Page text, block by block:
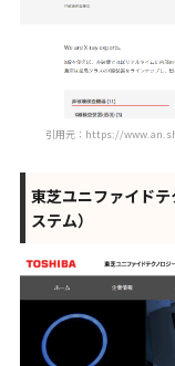
引用元：https://
東芝ユニファイド
ステム）